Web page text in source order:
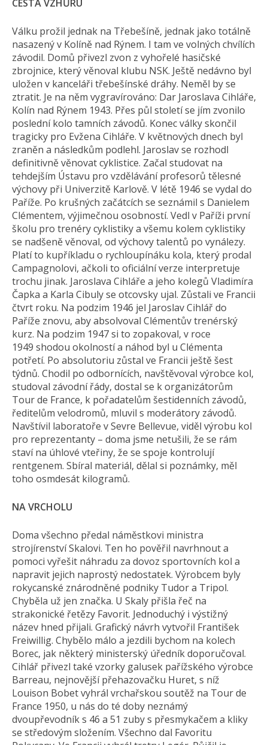
CESTA VZHŮRU
Válku prožil jednak na Třebešíně, jednak jako totálně
nasazený v Kolíně nad Rýnem. I tam ve volných chvílích
závodil. Domů přivezl zvon z vyhořelé hasičské
zbrojnice, který věnoval klubu NSK. Ještě nedávno byl
uložen v kanceláři třebešínské dráhy. Neměl by se
ztratit. Je na něm vygravírováno: Dar Jaroslava Cihláře,
Kolín nad Rýnem 1943. Přes půl století se jím zvonilo
poslední kolo tamních závodů. Konec války skončil
tragicky pro Evžena Cihláře. V květnových dnech byl
zraněn a následkům podlehl. Jaroslav se rozhodl
definitivně věnovat cyklistice. Začal studovat na
tehdejším Ústavu pro vzdělávání profesorů tělesné
výchovy při Univerzitě Karlově. V létě 1946 se vydal do
Paříže. Po krušných začátcích se seznámil s Danielem
Clémentem, výjimečnou osobností. Vedl v Paříži první
školu pro trenéry cyklistiky a všemu kolem cyklistiky
se nadšeně věnoval, od výchovy talentů po vynálezy.
Platí to kupříkladu o rychloupínáku kola, který prodal
Campagnolovi, ačkoli to oficiální verze interpretuje
trochu jinak. Jaroslava Cihláře a jeho kolegů Vladimíra
Čapka a Karla Cibuly se otcovsky ujal. Zůstali ve Francii
čtvrt roku. Na podzim 1946 jel Jaroslav Cihlář do
Paříže znovu, aby absolvoval Clémentův trenérský
kurz. Na podzim 1947 si to zopakoval, v roce
1949 shodou okolností a náhod byl u Clémenta
potřetí. Po absolutoriu zůstal ve Francii ještě šest
týdnů. Chodil po odbornících, navštěvoval výrobce kol,
studoval závodní řády, dostal se k organizátorům
Tour de France, k pořadatelům šestidenních závodů,
ředitelům velodromů, mluvil s moderátory závodů.
Navštívil laboratoře v Sevre Bellevue, viděl výrobu kol
pro reprezentanty – doma jsme netušili, že se rám
staví na úhlové vteřiny, že se spoje kontrolují
rentgenem. Sbíral materiál, dělal si poznámky, měl
toho osmdesát kilogramů.
NA VRCHOLU
Doma všechno předal náměstkovi ministra
strojírenství Skalovi. Ten ho pověřil navrhnout a
pomoci vyřešit náhradu za dovoz sportovních kol a
napravit jejich naprostý nedostatek. Výrobcem byly
rokycanské znárodněné podniky Tudor a Tripol.
Chyběla už jen značka. U Skaly přišla řeč na
strakonické řetězy Favorit. Jednoduchý i výstižný
název hned přijali. Grafický návrh vytvořil František
Freiwillig. Chybělo málo a jezdili bychom na kolech
Borec, jak některý ministerský úředník doporučoval.
Cihlář přivezl také vzorky galusek pařížského výrobce
Barreau, nejnovější přehazovačku Huret, s níž
Louison Bobet vyhrál vrchařskou soutěž na Tour de
France 1950, u nás do té doby neznámý
dvoupřevodník s 46 a 51 zuby s přesmykačem a kliky
se středovým složením. Všechno dal Favoritu